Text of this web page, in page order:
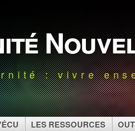
: vivre
LES RESSOURCES